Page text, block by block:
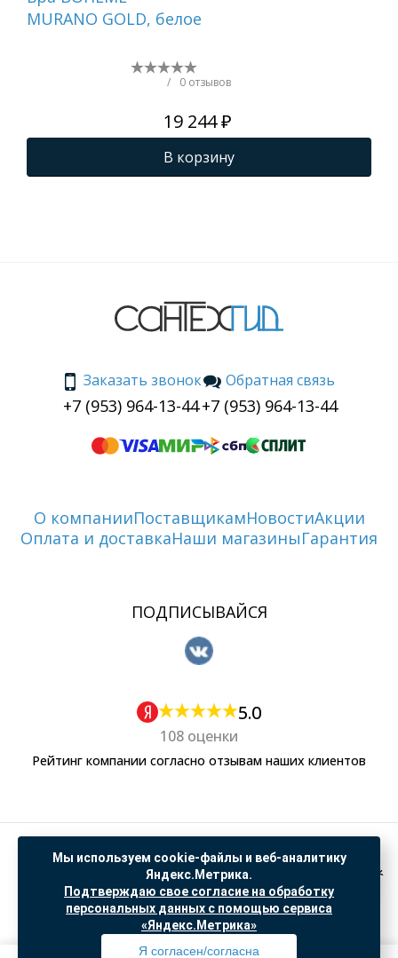
MURANO GOLD, белое
/ 0 отзывов
19 244 ₽
В корзину
Заказать звонок
+7 (953) 964-13-44
Обратная связь
+7 (953) 964-13-44
О компанииПоставщикамНовостиАкции
Оплата и доставкаНаши магазиныГарантия
ПОДПИСЫВАЙСЯ
5.0
108 оценки
Рейтинг компании согласно отзывам наших клиентов
Политика обработки персональных данных
Согласие на обработку данных Яндекс Метрика
"© ООО “САНТЕХГИД”, 2026. Все права защищены. Предложение не является публичной
офертой, цены и информация на сайте ознакомительные
Доработка и продвижение вSO.USE
Мы используем cookie-файлы и веб-аналитику
Яндекс.Метрика.
Подтверждаю свое согласие на обработку
персональных данных с помощью сервиса
«Яндекс.Метрика»
Я согласен/согласна